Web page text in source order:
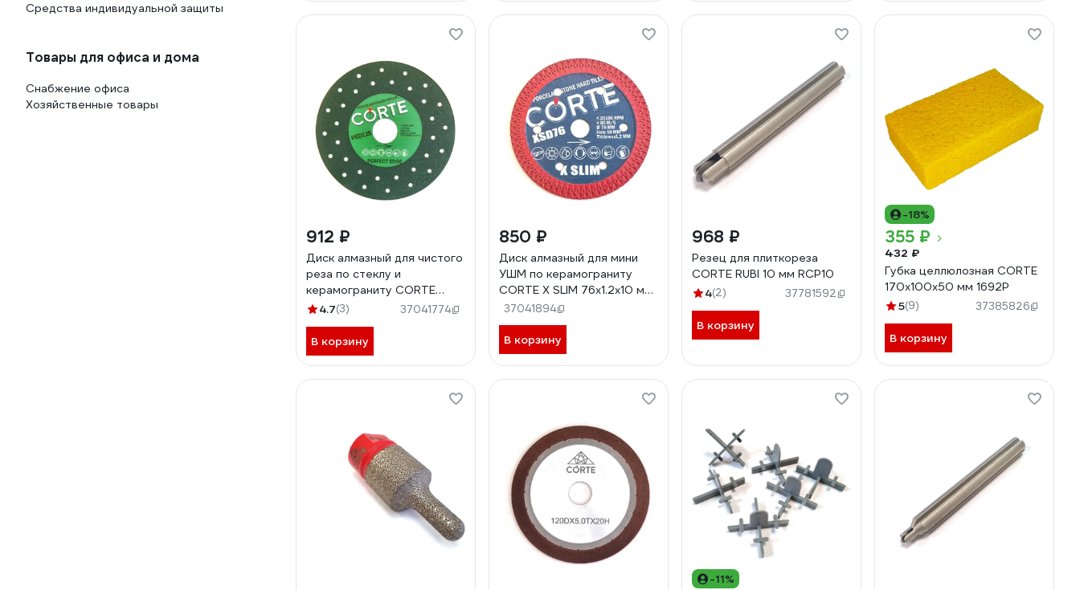
Средства индивидуальной защиты
Товары для офиса и дома
Снабжение офиса
Хозяйственные товары
912 ₽
Диск алмазный для чистого
реза по стеклу и
керамограниту CORTE
PERFECT EDGE 125х1.6х22.2
4.7(3) 37041774
В корзину
850 ₽
Диск алмазный для мини
УШМ по керамограниту
CORTE X SLIM 76х1.2х10 мм
XSD76
37041894
В корзину
968 ₽
Резец для плиткореза
CORTE RUBI 10 мм RCP10
4(2) 37781592
В корзину
-18%
355 ₽
432 ₽
Губка целлюлозная CORTE
170x100x50 мм 1692Р
5(9) 37385826
В корзину
-11%